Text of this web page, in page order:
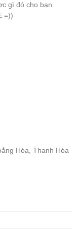
gì đó cho bạn.
=))
Hóa, Thanh Hóa